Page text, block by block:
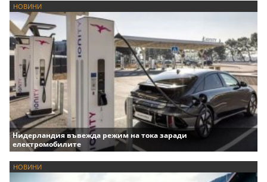
НОВИНИ
Нидерландия въвежда режим на тока заради
електромобилите
НОВИНИ